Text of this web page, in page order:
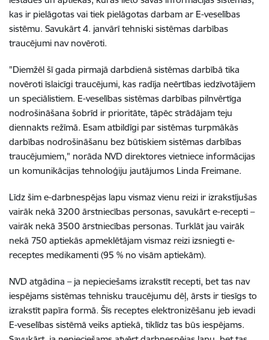
kas ir pielāgotas vai tiek pielāgotas darbam ar E-veselības
sistēmu. Savukārt 4. janvārī tehniski sistēmas darbības
traucējumi nav novēroti.
"Diemžēl šī gada pirmajā darbdienā sistēmas darbībā tika
novēroti īslaicīgi traucējumi, kas radīja neērtības iedzīvotājiem
un speciālistiem. E-veselības sistēmas darbības pilnvērtīga
nodrošināšana šobrīd ir prioritāte, tāpēc strādājam teju
diennakts režīmā. Esam atbildīgi par sistēmas turpmākās
darbības nodrošināšanu bez būtiskiem sistēmas darbības
traucējumiem," norāda NVD direktores vietniece informācijas
un komunikācijas tehnoloģiju jautājumos Linda Freimane.
Līdz šim e-darbnespējas lapu vismaz vienu reizi ir izrakstījušas
vairāk nekā 3200 ārstniecības personas, savukārt e-recepti –
vairāk nekā 3500 ārstniecības personas. Turklāt jau vairāk
nekā 750 aptiekās apmeklētājam vismaz reizi izsniegti e-
receptes medikamenti (95 % no visām aptiekām).
NVD atgādina – ja nepieciešams izrakstīt recepti, bet tas nav
iespējams sistēmas tehnisku traucējumu dēļ, ārsts ir tiesīgs to
izrakstīt papīra formā. Šīs receptes elektronizēšanu jeb ievadi
E-veselības sistēmā veiks aptiekā, tiklīdz tas būs iespējams.